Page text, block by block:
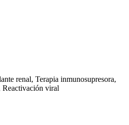
renal, Terapia inmunosupresora,
Reactivación viral